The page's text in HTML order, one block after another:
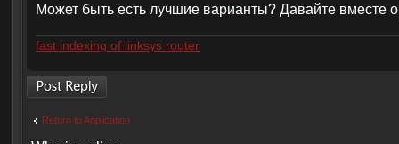
Может быть есть лучшие варианты? Давайте вместе
fast indexing of linksys router
Post a reply
Return to Application